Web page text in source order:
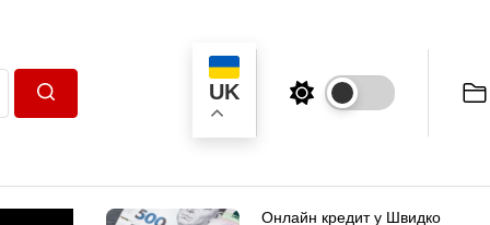
UK
Онлайн кредит у Швидко